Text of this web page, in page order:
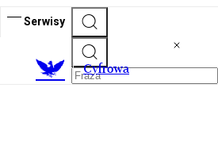
Serwisy
Cyfrowa